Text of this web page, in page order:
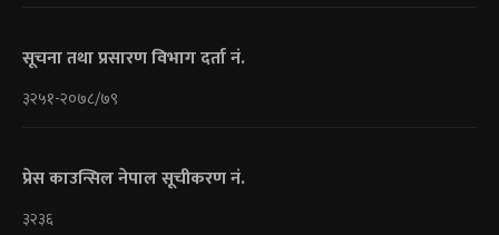
सूचना तथा प्रसारण विभाग दर्ता नं.
३२५१-२०७८/७९
प्रेस काउन्सिल नेपाल सूचीकरण नं.
३२३६